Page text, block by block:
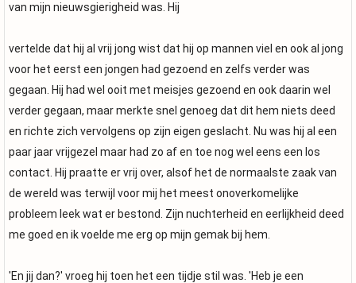
van mijn nieuwsgierigheid was. Hij
vertelde dat hij al vrij jong wist dat hij op mannen viel en ook al jong
voor het eerst een jongen had gezoend en zelfs verder was
gegaan. Hij had wel ooit met meisjes gezoend en ook daarin wel
verder gegaan, maar merkte snel genoeg dat dit hem niets deed
en richte zich vervolgens op zijn eigen geslacht. Nu was hij al een
paar jaar vrijgezel maar had zo af en toe nog wel eens een los
contact. Hij praatte er vrij over, alsof het de normaalste zaak van
de wereld was terwijl voor mij het meest onoverkomelijke
probleem leek wat er bestond. Zijn nuchterheid en eerlijkheid deed
me goed en ik voelde me erg op mijn gemak bij hem.
'En jij dan?' vroeg hij toen het een tijdje stil was. 'Heb je een